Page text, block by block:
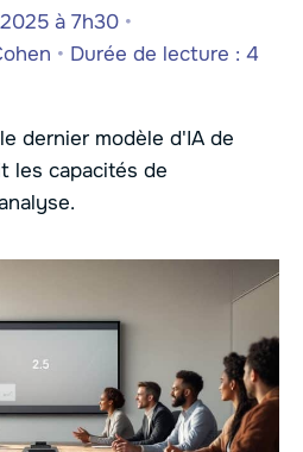
à 7h30 •
• Durée de lecture : 4
dernier modèle d'IA de
les capacités de